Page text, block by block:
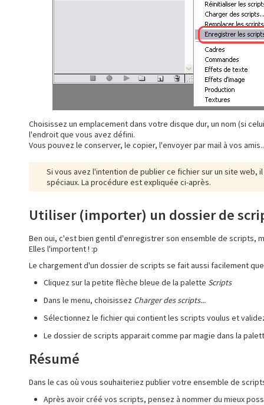
Choisissez un emplacement dans votre disque dur, un nom (si
l'endroit que vous avez défini.
Vous pouvez le conserver, le copier, l'envoyer par mail à vos
Si vous avez l'intention de publier ce fichier sur un site
spéciaux. La procédure est expliquée ci-après.
Utiliser (importer) un dossier de
Ben oui, c'est bien gentil d'enregistrer son ensemble de scripts,
Elles l'importent ! :p
Le chargement d'un dossier de scripts se fait aussi facilement
Cliquez sur la petite flèche bleue de la palette Scripts
Dans le menu, choisissez Charger des scripts...
Sélectionnez le fichier qui contient les scripts voulus et
Le dossier de scripts apparait comme par magie dans la
Résumé
Dans le cas où vous souhaiteriez publier votre ensemble de
Après avoir créé vos scripts, pensez à nommer du mieux